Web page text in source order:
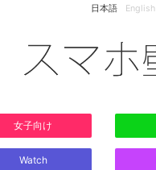
日本語 English
女子向け
Watch